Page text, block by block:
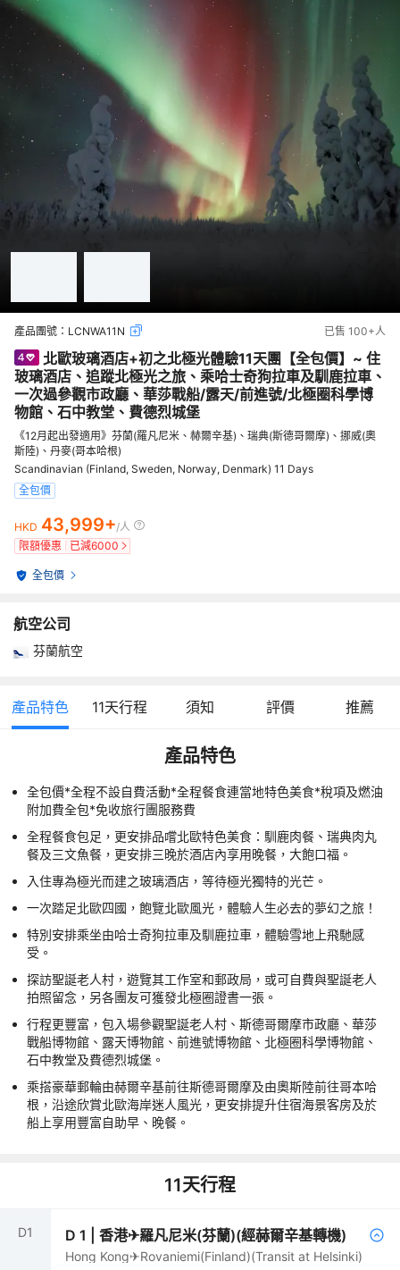
產品團號： LCNWA11N 已售 100+人
北歐玻璃酒店+初之北極光體驗11天團【全包價】~ 住
玻璃酒店、追蹤北極光之旅、乘哈士奇狗拉車及馴鹿拉車、
一次過參觀市政廳、華莎戰船/露天/前進號/北極圈科學博
物館、石中教堂、費德烈城堡
《12月起出發適用》芬蘭(羅凡尼米、赫爾辛基)、瑞典(斯德哥爾摩)、挪威(奧
斯陸)、丹麥(哥本哈根)
Scandinavian (Finland, Sweden, Norway, Denmark) 11 Days
全包價
HKD 43,999+/人
限額優惠
已減6000
全包價
航空公司
芬蘭航空
產品特色 11天行程 須知 評價 推薦
產品特色
全包價*全程不設自費活動*全程餐食連當地特色美食*稅項及燃油
附加費全包*免收旅行團服務費
全程餐食包足，更安排品嚐北歐特色美食：馴鹿肉餐、瑞典肉丸
餐及三文魚餐，更安排三晚於酒店內享用晚餐，大飽口福。
入住專為極光而建之玻璃酒店，等待極光獨特的光芒。
一次踏足北歐四國，飽覽北歐風光，體驗人生必去的夢幻之旅！
特別安排乘坐由哈士奇狗拉車及馴鹿拉車，體驗雪地上飛馳感
受。
探訪聖誕老人村，遊覽其工作室和郵政局，或可自費與聖誕老人
拍照留念，另各團友可獲發北極圈證書一張。
行程更豐富，包入場參觀聖誕老人村、斯德哥爾摩市政廳、華莎
戰船博物館、露天博物館、前進號博物館、北極圈科學博物館、
石中教堂及費德烈城堡。
乘搭豪華郵輪由赫爾辛基前往斯德哥爾摩及由奧斯陸前往哥本哈
根，沿途欣賞北歐海岸迷人風光，更安排提升住宿海景客房及於
船上享用豐富自助早、晚餐。
11天行程
D1 D1 |香港✈羅凡尼米(芬蘭)(經赫爾辛基轉機)
Hong Kong✈Rovaniemi(Finland)(Transit at Helsinki)